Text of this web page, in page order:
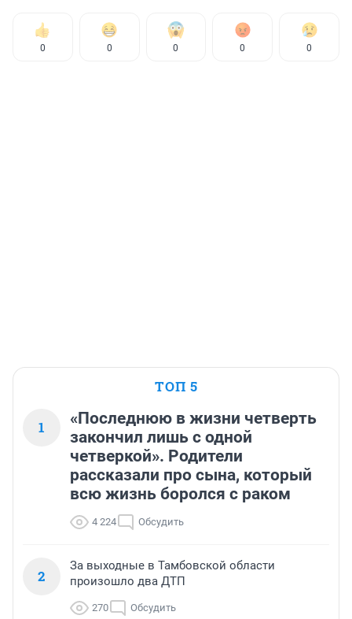
0 0 0 0 0
ТОП 5
1
«Последнюю в жизни четверть
закончил лишь с одной
четверкой». Родители
рассказали про сына, который
всю жизнь боролся с раком
4 224 Обсудить
2
За выходные в Тамбовской области
произошло два ДТП
270 Обсудить